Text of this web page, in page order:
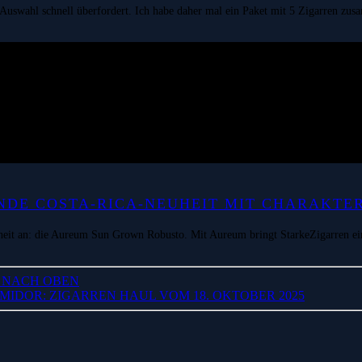
schnell überfordert. Ich habe daher mal ein Paket mit 5 Zigarren
COSTA-RICA-NEUHEIT MIT CHARAKTER
an: die Aureum Sun Grown Robusto. Mit Aureum bringt StarkeZigarren
OBEN
ZIGARREN HAUL VOM 18. OKTOBER 2025